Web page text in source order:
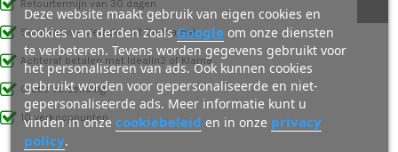
Retourtermijn van 30 dagen
Surinaamse sieraden uit Suriname!
Achteraf betalen met IdealIn3 of Klarna
Gratis verzending
10 verkooppunten
Deze website maakt gebruik van eigen cookies en
cookies van derden zoalsGoogleom onze diensten
te verbeteren. Tevens worden gegevens gebruikt voor
het personaliseren van ads. Ook kunnen cookies
gebruikt worden voor gepersonaliseerde en niet-
gepersonaliseerde ads. Meer informatie kunt u
vinden in onze cookiebeleid en in onze privacy
policy.